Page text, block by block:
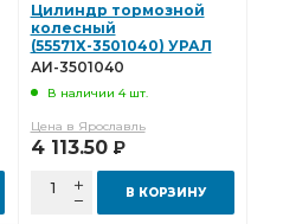
Цилиндр тормозной
колесный
(55571Х-3501040) УРАЛ
(УВК) АИ-3501040
АИ-3501040
В наличии 4 шт.
Цена в Ярославль
4 113.50 Р
В КОРЗИНУ